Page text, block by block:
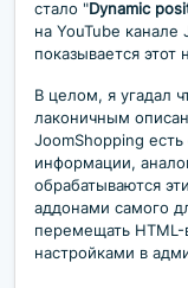
стало "Dynamic
на YouTube
показывается
В целом, я угадал
лаконичным
JoomShopping
информации,
обрабатываются
аддонами самого
перемещать
настройками в